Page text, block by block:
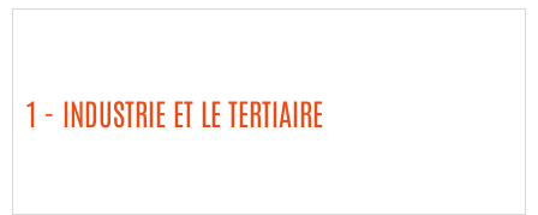
1 - INDUSTRIE ET LE TERTIAIRE